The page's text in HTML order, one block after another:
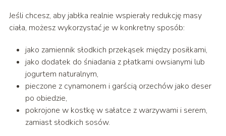
Jeśli chcesz, aby jabłka realnie wspierały redukcję masy
ciała, możesz wykorzystać je w konkretny sposób:
jako zamiennik słodkich przekąsek między posiłkami,
jako dodatek do śniadania z płatkami owsianymi lub
jogurtem naturalnym,
pieczone z cynamonem i garścią orzechów jako deser
po obiedzie,
pokrojone w kostkę w sałatce z warzywami i serem,
zamiast słodkich sosów.